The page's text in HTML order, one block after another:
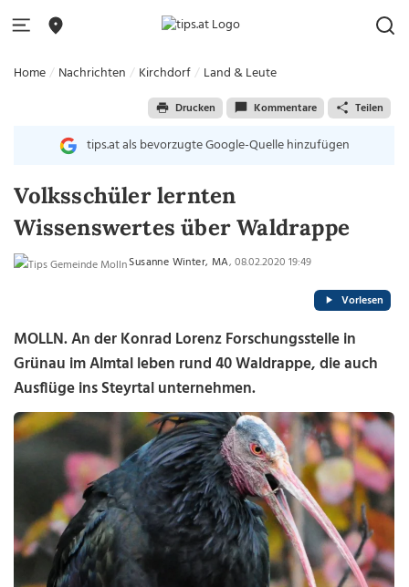
Home Nachrichten Kirchdorf Land & Leute
Drucken Kommentare Teilen
tips.at als bevorzugte Google-Quelle hinzufügen
Volksschüler lernten
Wissenswertes über Waldrappe
Susanne Winter, MA, 08.02.2020 19:49
Vorlesen
MOLLN. An der Konrad Lorenz Forschungsstelle in
Grünau im Almtal leben rund 40 Waldrappe, die auch
Ausflüge ins Steyrtal unternehmen.